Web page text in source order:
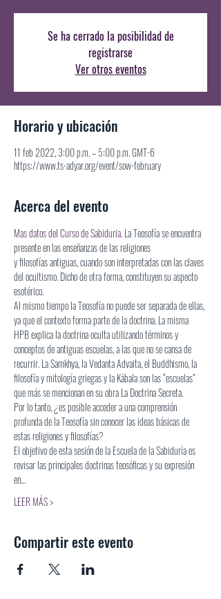
Se ha cerrado la posibilidad de
registrarse
Ver otros eventos
Horario y ubicación
11 feb 2022, 3:00 p.m. – 5:00 p.m. GMT-6
https://www.ts-adyar.org/event/sow-february
Acerca del evento
Mas datos del Curso de Sabiduria. La Teosofía se encuentra
presente en las enseñanzas de las religiones
y filosofías antiguas, cuando son interpretadas con las claves
del ocultismo. Dicho de otra forma, constituyen su aspecto
esotérico.
Al mismo tiempo la Teosofía no puede ser separada de ellas,
ya que el contexto forma parte de la doctrina. La misma
HPB explica la doctrina oculta utilizando términos y
conceptos de antiguas escuelas, a las que no se cansa de
recurrir. La Samkhya, la Vedanta Advaita, el Buddhismo, la
filosofía y mitología griegas y la Kábala son las “escuelas”
que más se mencionan en su obra La Doctrina Secreta.
Por lo tanto, ¿es posible acceder a una comprensión
profunda de la Teosofía sin conocer las ideas básicas de
estas religiones y filosofías?
El objetivo de esta sesión de la Escuela de la Sabiduría es
revisar las principales doctrinas teosóficas y su expresión
en…
LEER MÁS >
Compartir este evento